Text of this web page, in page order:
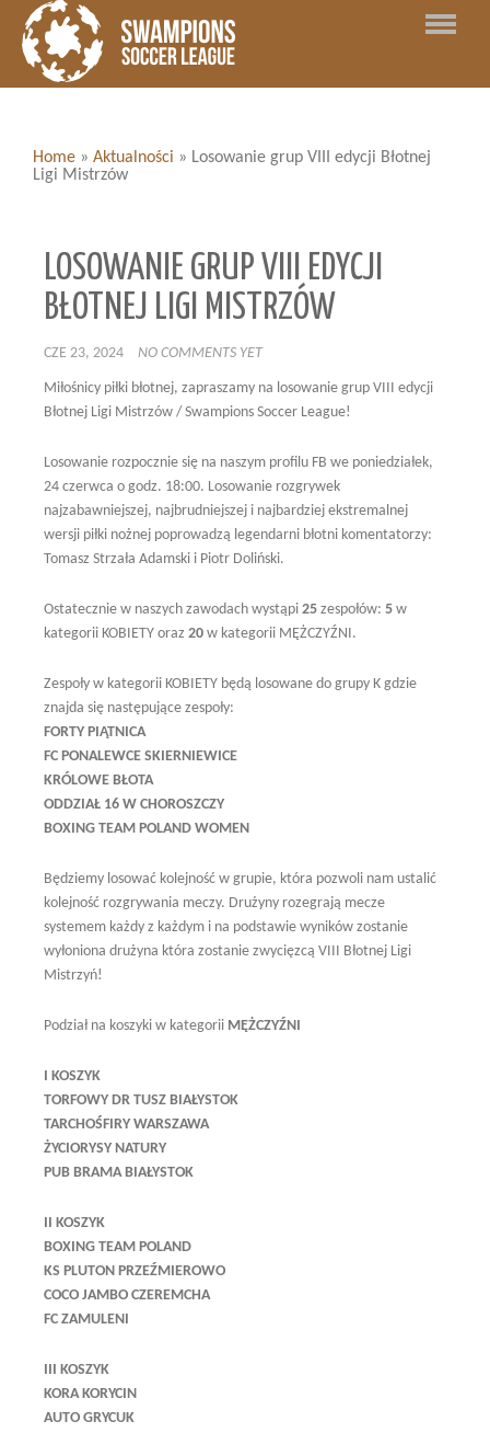
Home » Aktualności » Losowanie grup VIII edycji Błotnej
Ligi Mistrzów
LOSOWANIE GRUP VIII EDYCJI
BŁOTNEJ LIGI MISTRZÓW
CZE 23, 2024 NO COMMENTS YET
Miłośnicy piłki błotnej, zapraszamy na losowanie grup VIII edycji
Błotnej Ligi Mistrzów / Swampions Soccer League!
Losowanie rozpocznie się na naszym profilu FB we poniedziałek,
24 czerwca o godz. 18:00. Losowanie rozgrywek
najzabawniejszej, najbrudniejszej i najbardziej ekstremalnej
wersji piłki nożnej poprowadzą legendarni błotni komentatorzy:
Tomasz Strzała Adamski i Piotr Doliński.
Ostatecznie w naszych zawodach wystąpi 25 zespołów: 5 w
kategorii KOBIETY oraz 20 w kategorii MĘŻCZYŹNI.
Zespoły w kategorii KOBIETY będą losowane do grupy K gdzie
znajda się następujące zespoły:
FORTY PIĄTNICA
FC PONALEWCE SKIERNIEWICE
KRÓLOWE BŁOTA
ODDZIAŁ 16 W CHOROSZCZY
BOXING TEAM POLAND WOMEN
Będziemy losować kolejność w grupie, która pozwoli nam ustalić
kolejność rozgrywania meczy. Drużyny rozegrają mecze
systemem każdy z każdym i na podstawie wyników zostanie
wyłoniona drużyna która zostanie zwycięzcą VIII Błotnej Ligi
Mistrzyń!
Podział na koszyki w kategorii MĘŻCZYŹNI
I KOSZYK
TORFOWY DR TUSZ BIAŁYSTOK
TARCHOŚFIRY WARSZAWA
ŻYCIORYSY NATURY
PUB BRAMA BIAŁYSTOK
II KOSZYK
BOXING TEAM POLAND
KS PLUTON PRZEŹMIEROWO
COCO JAMBO CZEREMCHA
FC ZAMULENI
III KOSZYK
KORA KORYCIN
AUTO GRYCUK